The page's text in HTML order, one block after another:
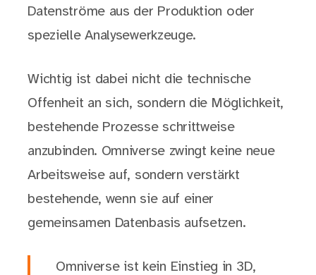
Datenströme aus der Produktion oder
spezielle Analysewerkzeuge.
Wichtig ist dabei nicht die technische
Offenheit an sich, sondern die Möglichkeit,
bestehende Prozesse schrittweise
anzubinden. Omniverse zwingt keine neue
Arbeitsweise auf, sondern verstärkt
bestehende, wenn sie auf einer
gemeinsamen Datenbasis aufsetzen.
Omniverse ist kein Einstieg in 3D,